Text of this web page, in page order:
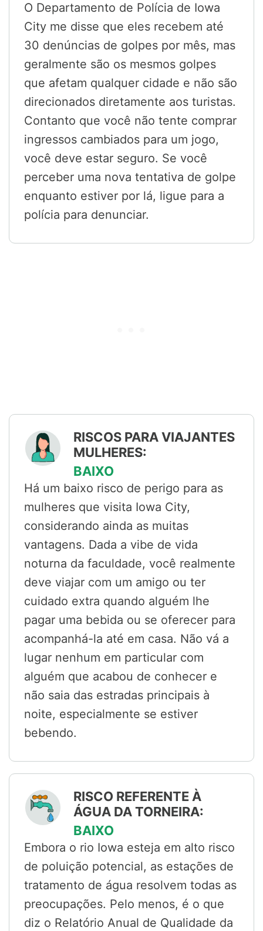
O Departamento de Polícia de Iowa
City me disse que eles recebem até
30 denúncias de golpes por mês, mas
geralmente são os mesmos golpes
que afetam qualquer cidade e não são
direcionados diretamente aos turistas.
Contanto que você não tente comprar
ingressos cambiados para um jogo,
você deve estar seguro. Se você
perceber uma nova tentativa de golpe
enquanto estiver por lá, ligue para a
polícia para denunciar.
RISCOS PARA VIAJANTES
MULHERES:
BAIXO
Há um baixo risco de perigo para as
mulheres que visita Iowa City,
considerando ainda as muitas
vantagens. Dada a vibe de vida
noturna da faculdade, você realmente
deve viajar com um amigo ou ter
cuidado extra quando alguém lhe
pagar uma bebida ou se oferecer para
acompanhá-la até em casa. Não vá a
lugar nenhum em particular com
alguém que acabou de conhecer e
não saia das estradas principais à
noite, especialmente se estiver
bebendo.
RISCO REFERENTE À
ÁGUA DA TORNEIRA:
BAIXO
Embora o rio Iowa esteja em alto risco
de poluição potencial, as estações de
tratamento de água resolvem todas as
preocupações. Pelo menos, é o que
diz o Relatório Anual de Qualidade da